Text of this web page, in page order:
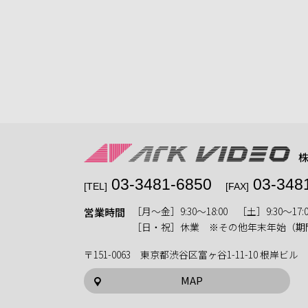
[TEL] 03-3481-6850 [FAX] 03-
営業時間
［月〜金］9:30〜18:00 ［土］9:30〜
［日・祝］休業 ※その他年末年始（期
〒151-0063 東京都渋谷区富ヶ谷1-11-10 根岸ビル
MAP